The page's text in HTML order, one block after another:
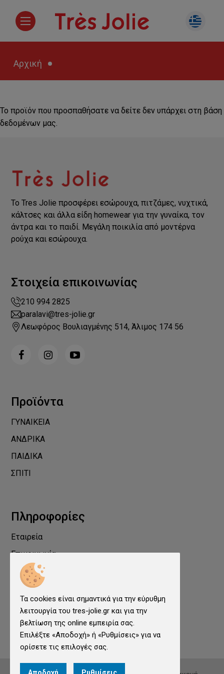
Αρχική
Το προϊόν που προσπαθήσατε να δείτε δεν υπάρχει στη βάση
δεδομένων μας.
Το Tres Jolie προσφέρει εσώρουχα, πιτζάμες, νυχτικά,
κάλτσες και άλλα είδη homewear για την γυναίκα, τον
άντρα και το παιδί. Μεγάλη ποικιλία από μοντέρνα
ρούχα και εσώρουχα.
Στοιχεία επικοινωνίας
210 994 2825
paralavi@tres-jolie.gr
Λεωφόρος Βουλιαγμένης 514, Άλιμος 174 56
Προϊόντα
ΓΥΝΑΙΚΕΙΑ
ΑΝΔΡΙΚΑ
ΠΑΙΔΙΚΑ
ΣΠΙΤΙ
Πληροφορίες
Εταιρεία
Επικοινωνία
Προστασία Προσωπικών Δεδομένων
Όροι χρήσης
Ρυθμίσεις cookies
Τα cookies είναι σημαντικά για την εύρυθμη
λειτουργία του tres-jolie.gr και για την
βελτίωση της online εμπειρία σας.
Επιλέξτε «Αποδοχή» ή «Ρυθμίσεις» για να
ορίσετε τις επιλογές σας.